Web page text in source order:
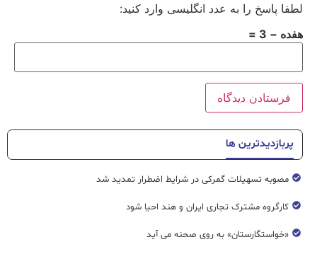
لطفا پاسخ را به عدد انگلیسی وارد کنید:
هفده − 3 =
پربازدیدترین ها
مصوبه تسهیلات گمرکی در شرایط اضطرار تمدید شد
کارگروه مشترک تجاری ایران و هند احیا شود
«خواستگارستان» به روی صحنه می آید